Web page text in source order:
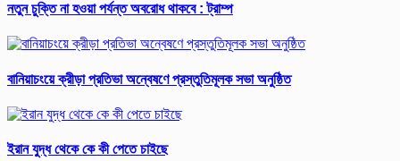
নতুন চুক্তি না হওয়া পর্যন্ত অবরোধ থাকবে : ট্রাম্প
বানিয়াচংয়ে ক্রীড়া প্রতিভা অন্বেষণে প্রস্তুতিমূলক সভা অনুষ্ঠিত
ইরান যুদ্ধ থেকে কে কী পেতে চাইছে